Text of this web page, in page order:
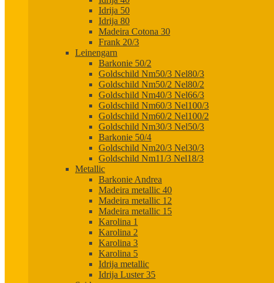
Idrija 50
Idrija 80
Madeira Cotona 30
Frank 20/3
Leinengarn
Barkonie 50/2
Goldschild Nm50/3 Nel80/3
Goldschild Nm50/2 Nel80/2
Goldschild Nm40/3 Nel66/3
Goldschild Nm60/3 Nel100/3
Goldschild Nm60/2 Nel100/2
Goldschild Nm30/3 Nel50/3
Barkonie 50/4
Goldschild Nm20/3 Nel30/3
Goldschild Nm11/3 Nel18/3
Metallic
Barkonie Andrea
Madeira metallic 40
Madeira metallic 12
Madeira metallic 15
Karolina 1
Karolina 2
Karolina 3
Karolina 5
Idrija metallic
Idrija Luster 35